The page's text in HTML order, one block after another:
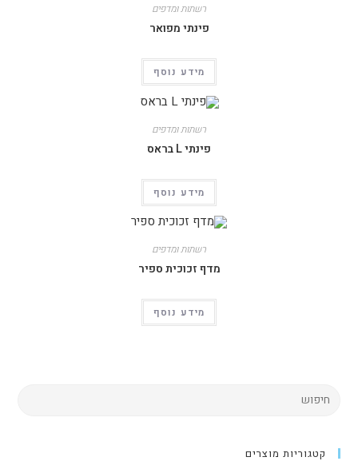
רשתות ומדפים
פינתי מפואר
מידע נוסף
רשתות ומדפים
פינתי L בראס
מידע נוסף
רשתות ומדפים
מדף זכוכית ספיר
מידע נוסף
קטגוריות מוצרים